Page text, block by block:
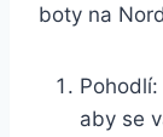
boty na
aby se